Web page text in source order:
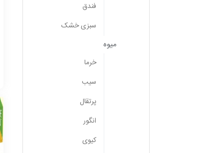
فندق
سبزی خشک
میوه
خرما
سیب
پرتقال
انگور
کیوی